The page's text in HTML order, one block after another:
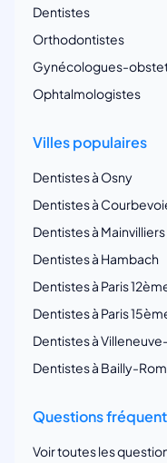
Dentistes
Orthodontistes
Gynécologues-
Ophtalmologistes
Villes populaires
Dentistes à Osny
Dentistes à
Dentistes à Mainvilliers
Dentistes à Hambach
Dentistes à Paris
Dentistes à Paris
Dentistes à
Dentistes à Bailly-
Questions
Voir toutes les